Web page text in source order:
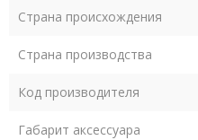
Страна происхождения
Страна производства
Код производителя
Габарит аксессуара